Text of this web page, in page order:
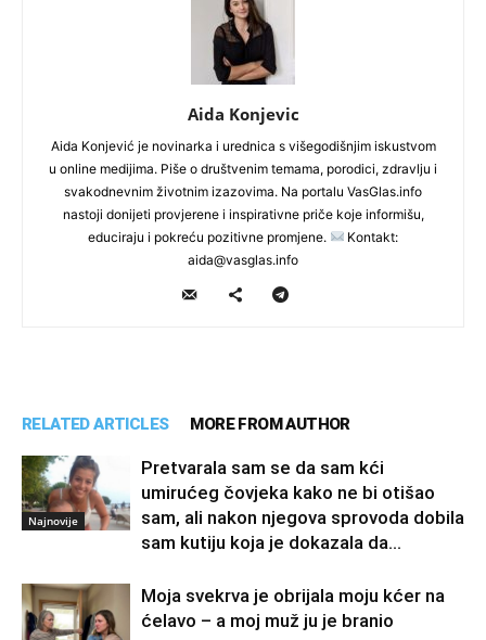
Aida Konjevic
Aida Konjević je novinarka i urednica s višegodišnjim iskustvom
u online medijima. Piše o društvenim temama, porodici, zdravlju i
svakodnevnim životnim izazovima. Na portalu VasGlas.info
nastoji donijeti provjerene i inspirativne priče koje informišu,
educiraju i pokreću pozitivne promjene.
Kontakt:
aida@vasglas.info
RELATED ARTICLES MORE FROM AUTHOR
Najnovije
Pretvarala sam se da sam kći
umirućeg čovjeka kako ne bi otišao
sam, ali nakon njegova sprovoda dobila
sam kutiju koja je dokazala da...
Moja svekrva je obrijala moju kćer na
ćelavo – a moj muž ju je branio